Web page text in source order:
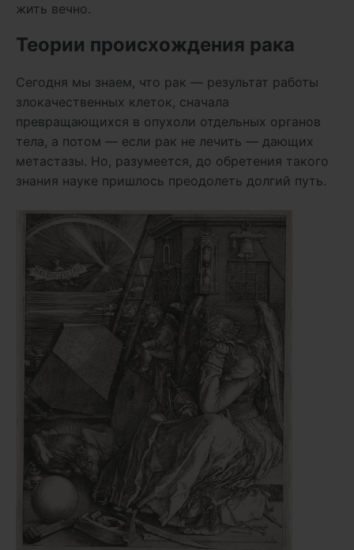
жить вечно.
Теории происхождения рака
Сегодня мы знаем, что рак — результат работы
злокачественных клеток, сначала
превращающихся в опухоли отдельных органов
тела, а потом — если рак не лечить — дающих
метастазы. Но, разумеется, до обретения такого
знания науке пришлось преодолеть долгий путь.